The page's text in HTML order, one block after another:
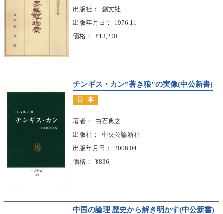
出版社
創文社
出版年月日
1976.11
価格
¥13,200
チンギス・カン”蒼き狼"の実像(中公新書)
日本
著者
白石典之
出版社
中央公論新社
出版年月日
2006.04
価格
¥836
中国の論理 歴史から解き明かす(中公新書)